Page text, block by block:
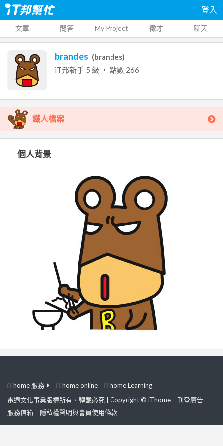
登入
文章 問答 My Project 徵才 聊天
brandes (brandes)
iT邦新手 5 級 ‧ 點數 266
鐵人檔案
個人背景
iThome 服務 iThome online
iThome Learning
電週文化事業版權所有、轉載必究 | Copyright © iThome
刊登廣告
服務信箱
隱私權聲明與會員使用條款